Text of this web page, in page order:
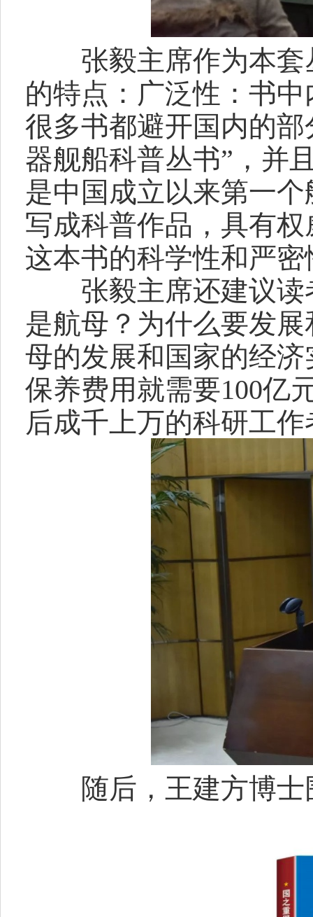
张毅主席作为本套
的特点：广泛性：书
很多书都避开国内的
器舰船科普丛书”，并
是中国成立以来第一
写成科普作品，具有
这本书的科学性和严
张毅主席还建议读
是航母？为什么要发
母的发展和国家的经
保养费用就需要100亿
后成千上万的科研工
随后，王建方博士